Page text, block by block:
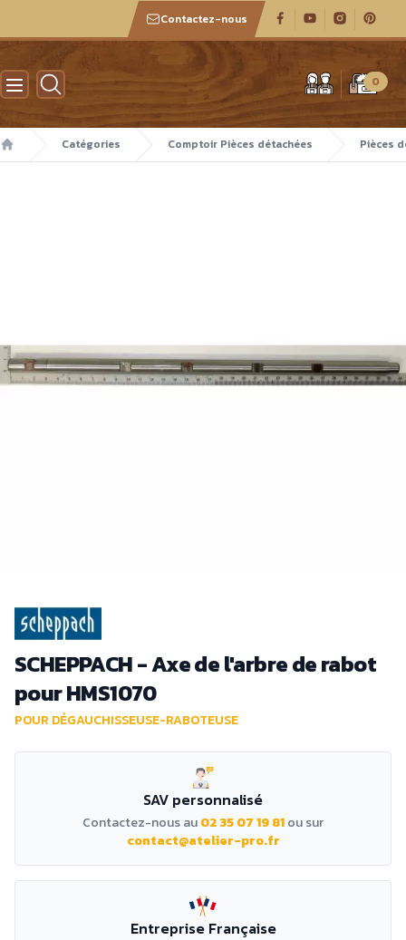
Contactez-nous
Atelier des boiseux 0
Accueil
Catégories Comptoir Pièces détachées Pièces
SCHEPPACH - Axe de l'arbre de rabot
pour HMS1070
POUR DÉGAUCHISSEUSE-RABOTEUSE
SAV personnalisé
Contactez-nous au02 35 07 19 81ou sur
contact@atelier-pro.fr
Entreprise Française